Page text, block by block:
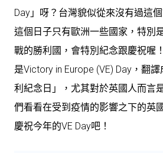
Day」呀？台灣貌似從來沒有過這
這個日子只有歐洲一些國家，特別
戰的勝利國，會特別紀念跟慶祝喔
是Victory in Europe (VE) Day，翻
利紀念日」，尤其對於英國人而言
們看看在受到疫情的影響之下的英
慶祝今年的VE Day吧！